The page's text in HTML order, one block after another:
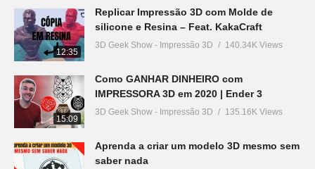
12:35
Replicar Impressão 3D com Molde de
silicone e Resina – Feat. KakaCraft
3D Geek Show - Impressão 3D 140.34K Views
15:09
Como GANHAR DINHEIRO com
IMPRESSORA 3D em 2020 | Ender 3
3D Geek Show - Impressão 3D 135.16K Views
Aprenda a criar um modelo 3D mesmo sem
saber nada